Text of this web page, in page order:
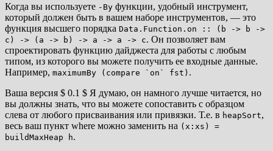
Когда вы используете -By функции, удобный инструмент,
который должен быть в вашем наборе инструментов, — это
функция высшего порядка Data.Function.on :: (b -> b ->
c) -> (a -> b) -> a -> a -> c. Он позволяет вам
спроектировать функцию дайджеста для работы с любым
типом, из которого вы можете получить ее входные данные.
Например, maximumBy (compare `on` fst) .
Ваша версия $ 0.1 $ Я думаю, он намного лучше читается, но
вы должны знать, что вы можете сопоставить с образцом
слева от любого присваивания или привязки. Т.е. в heapSort,
весь ваш пункт where можно заменить на (x:xs) =
buildMaxHeap h.